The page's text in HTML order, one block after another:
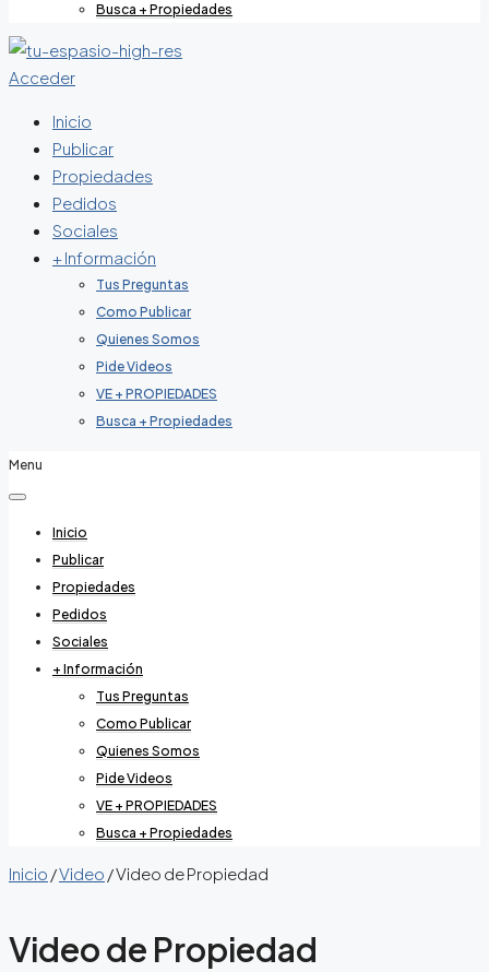
Busca + Propiedades
Acceder
Inicio
Publicar
Propiedades
Pedidos
Sociales
+ Información
Tus Preguntas
Como Publicar
Quienes Somos
Pide Videos
VE + PROPIEDADES
Busca + Propiedades
Menu
Inicio
Publicar
Propiedades
Pedidos
Sociales
+ Información
Tus Preguntas
Como Publicar
Quienes Somos
Pide Videos
VE + PROPIEDADES
Busca + Propiedades
Inicio /Video / Video de Propiedad
Video de Propiedad